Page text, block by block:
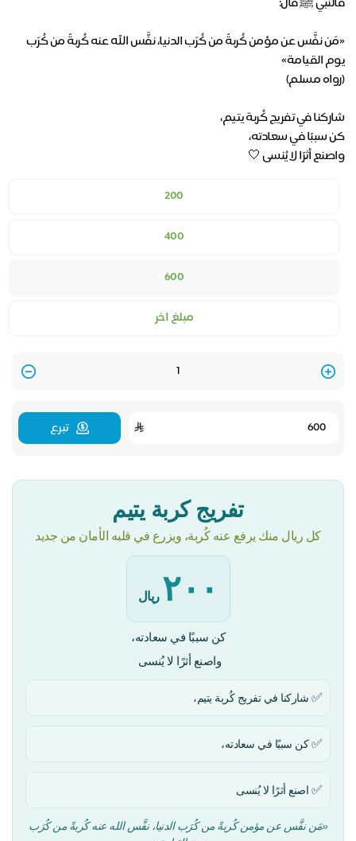
«مَن نفَّس عن مؤمن كُربةً من كُرَب الدنيا، نفَّس الله عنه كُربةً من كُرَب
واصنع أثرًا لا يُنسى 🤍
200
400
600
مبلغ اخر
Quantity
تبرع
تفريج كربة يتيم
كل ريال منك يرفع عنه كُربة، ويزرع في قلبه الأمان من جديد
٢٠٠ ريال
كن سببًا في سعادته،
واصنع أثرًا لا يُنسى
✅ شاركنا في تفريج كُربة يتيم،
✅كن سببًا في سعادته،
✅ اصنع أثرًا لا يُنسى
«مَن نفَّس عن مؤمن كُربةً من كُرَب الدنيا، نفَّس الله عنه كُربةً من كُرَب